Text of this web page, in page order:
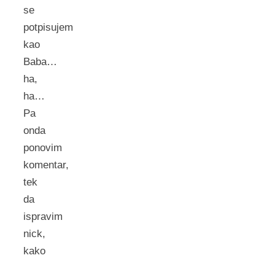
se
potpisujem
kao
Baba…
ha,
ha…
Pa
onda
ponovim
komentar,
tek
da
ispravim
nick,
kako